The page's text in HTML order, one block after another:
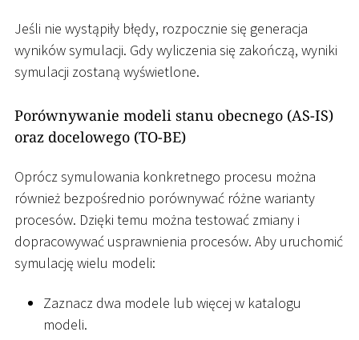
Jeśli nie wystąpiły błędy, rozpocznie się generacja
wyników symulacji. Gdy wyliczenia się zakończą, wyniki
symulacji zostaną wyświetlone.
Porównywanie modeli stanu obecnego (AS-IS)
oraz docelowego (TO-BE)
Oprócz symulowania konkretnego procesu można
również bezpośrednio porównywać różne warianty
procesów. Dzięki temu można testować zmiany i
dopracowywać usprawnienia procesów. Aby uruchomić
symulację wielu modeli:
Zaznacz dwa modele lub więcej w katalogu
modeli.